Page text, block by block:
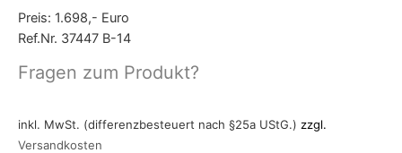
Preis: 1.698,- Euro
Ref.Nr. 37447 B-14
Fragen zum Produkt?
inkl. MwSt. (differenzbesteuert nach §25a UStG.) zzgl.
Versandkosten